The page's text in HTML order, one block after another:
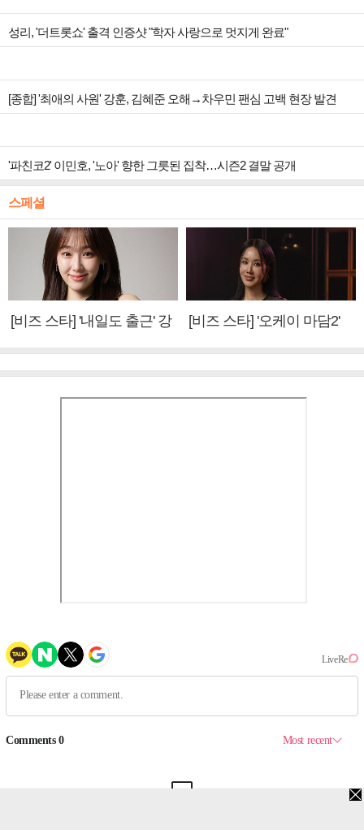
성리, '더트롯쇼' 출격 인증샷 "학자 사랑으로 멋지게 완료"
[종합] '최애의 사원' 강훈, 김혜준 오해→차우민 팬심 고백 현장 발견
'파친코2' 이민호, '노아' 향한 그릇된 집착…시즌2 결말 공개
스페셜
[비즈 스타] '내일도 출근' 강
[비즈 스타] '오케이 마담2'